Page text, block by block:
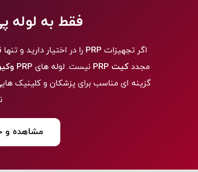
فقط به لوله
اگر تجهیزات PRP را در اختیار دارید و
مجددکیت PRP نیست. لوله های PRP وکیوت اتریشی
گزینه ای مناسب برای پزشکان و کلینیک
مشاهده و